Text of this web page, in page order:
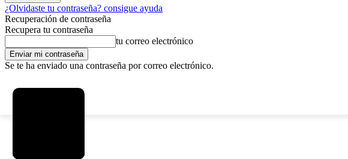
¿Olvidaste tu contraseña? consigue ayuda
Recuperación de contraseña
Recupera tu contraseña
tu correo electrónico
Se te ha enviado una contraseña por correo electrónico.